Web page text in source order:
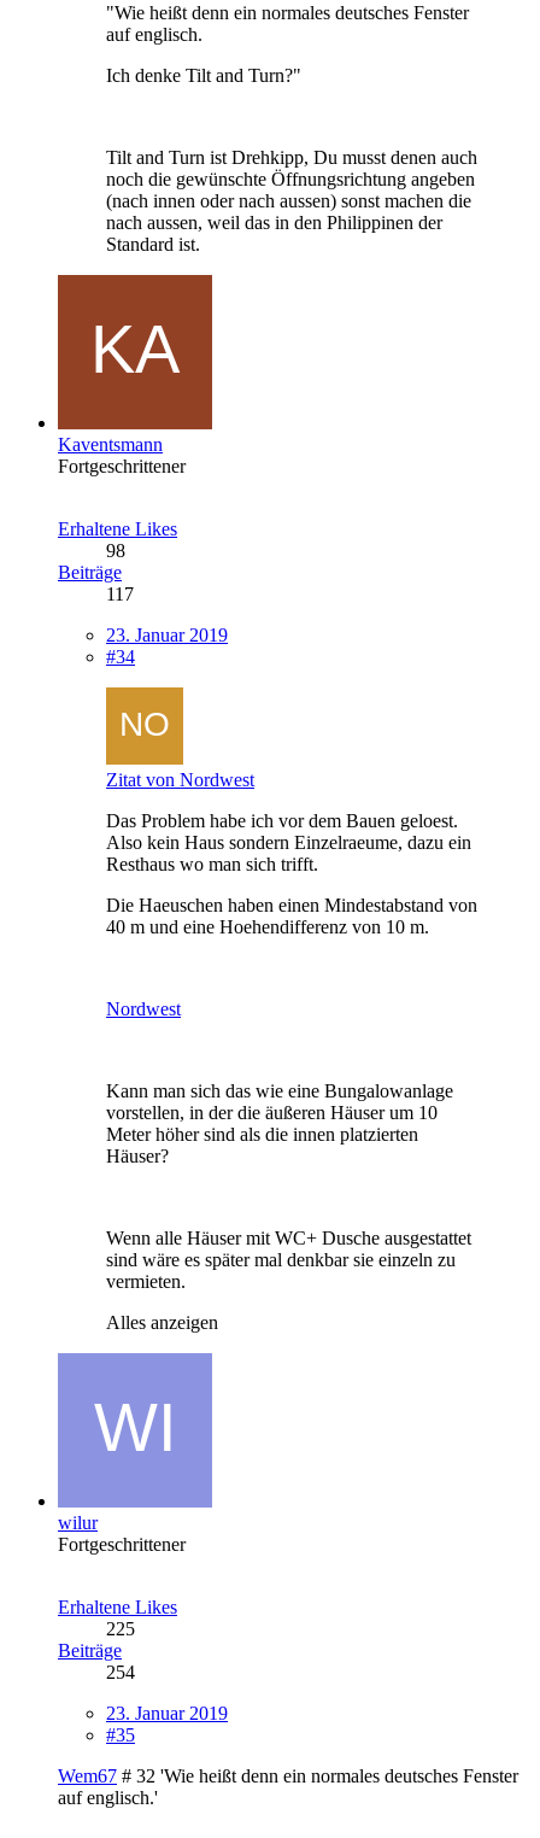
"Wie heißt denn ein normales deutsches Fenster
auf englisch.
Ich denke Tilt and Turn?"
Tilt and Turn ist Drehkipp, Du musst denen auch
noch die gewünschte Öffnungsrichtung angeben
(nach innen oder nach aussen) sonst machen die
nach aussen, weil das in den Philippinen der
Standard ist.
Kaventsmann
Fortgeschrittener
Erhaltene Likes
98
Beiträge
117
23. Januar 2019
#34
Zitat von Nordwest
Das Problem habe ich vor dem Bauen geloest.
Also kein Haus sondern Einzelraeume, dazu ein
Resthaus wo man sich trifft.
Die Haeuschen haben einen Mindestabstand von
40 m und eine Hoehendifferenz von 10 m.
Nordwest
Kann man sich das wie eine Bungalowanlage
vorstellen, in der die äußeren Häuser um 10
Meter höher sind als die innen platzierten
Häuser?
Wenn alle Häuser mit WC+ Dusche ausgestattet
sind wäre es später mal denkbar sie einzeln zu
vermieten.
Alles anzeigen
wilur
Fortgeschrittener
Erhaltene Likes
225
Beiträge
254
23. Januar 2019
#35
Wem67 # 32 'Wie heißt denn ein normales deutsches Fenster
auf englisch.'